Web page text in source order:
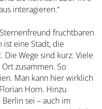
interagieren.“
fruchtbaren
ist eine Stadt, die
Wege sind kurz: Viele
zusammen. So
Man kann hier wirklich
Horn. Hinzu
sei – auch im